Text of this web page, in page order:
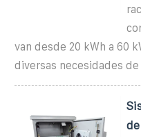
van desde 20 kWh a 60
diversas necesidades